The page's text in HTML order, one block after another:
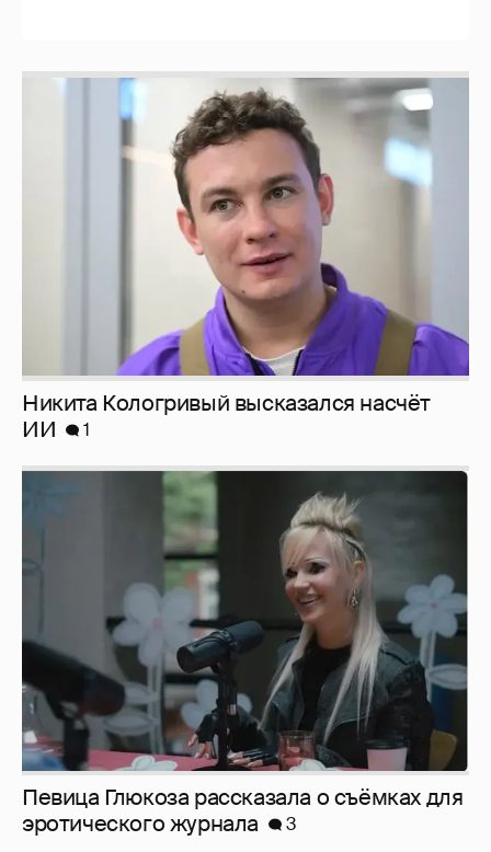
Никита Кологривый высказался насчёт
Певица Глюкоза рассказала о съёмках для
эротического журнала
3